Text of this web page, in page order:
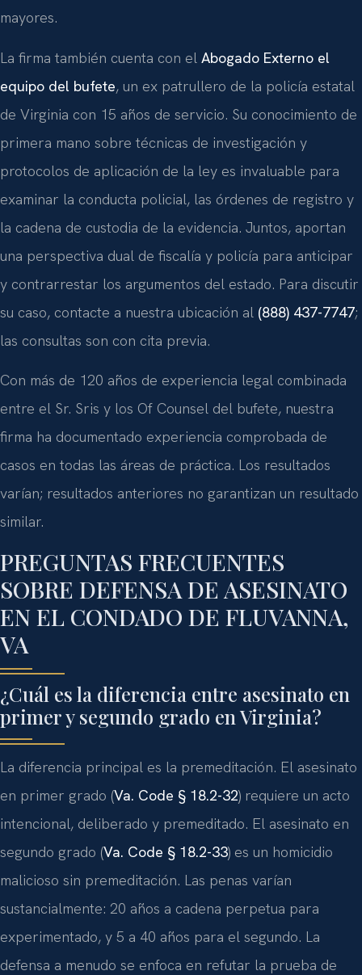
mayores.
La firma también cuenta con el Abogado Externo el
equipo del bufete, un ex patrullero de la policía estatal
de Virginia con 15 años de servicio. Su conocimiento de
primera mano sobre técnicas de investigación y
protocolos de aplicación de la ley es invaluable para
examinar la conducta policial, las órdenes de registro y
la cadena de custodia de la evidencia. Juntos, aportan
una perspectiva dual de fiscalía y policía para anticipar
y contrarrestar los argumentos del estado. Para discutir
su caso, contacte a nuestra ubicación al (888) 437-7747;
las consultas son con cita previa.
Con más de 120 años de experiencia legal combinada
entre el Sr. Sris y los Of Counsel del bufete, nuestra
firma ha documentado experiencia comprobada de
casos en todas las áreas de práctica. Los resultados
varían; resultados anteriores no garantizan un resultado
similar.
PREGUNTAS FRECUENTES
SOBRE DEFENSA DE ASESINATO
EN EL CONDADO DE FLUVANNA,
VA
¿Cuál es la diferencia entre asesinato en
primer y segundo grado en Virginia?
La diferencia principal es la premeditación. El asesinato
en primer grado (Va. Code § 18.2-32) requiere un acto
intencional, deliberado y premeditado. El asesinato en
segundo grado (Va. Code § 18.2-33) es un homicidio
malicioso sin premeditación. Las penas varían
sustancialmente: 20 años a cadena perpetua para
experimentado, y 5 a 40 años para el segundo. La
defensa a menudo se enfoca en refutar la prueba de